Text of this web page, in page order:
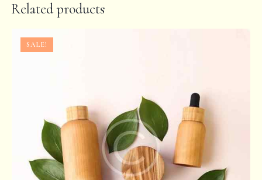
Related products
SALE!